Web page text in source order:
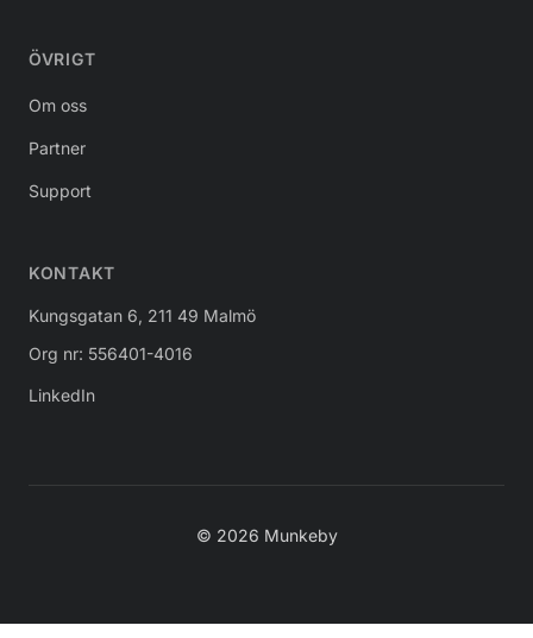
ÖVRIGT
Om oss
Partner
Support
KONTAKT
Kungsgatan 6, 211 49 Malmö
Org nr: 556401-4016
LinkedIn
© 2026 Munkeby